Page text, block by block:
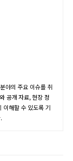
야의 주요 이슈를 취
공개 자료, 현장 정
이해할 수 있도록 기